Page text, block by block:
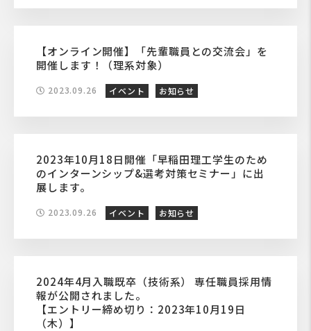
【オンライン開催】「先輩職員との交流会」を
開催します！（理系対象）
2023.09.26 イベント お知らせ
2023年10月18日開催「早稲田理工学生のため
のインターンシップ&選考対策セミナー」に出
展します。
2023.09.26 イベント お知らせ
2024年4月入職既卒（技術系） 専任職員採用情
報が公開されました。
【エントリー締め切り：2023年10月19日
（木）】